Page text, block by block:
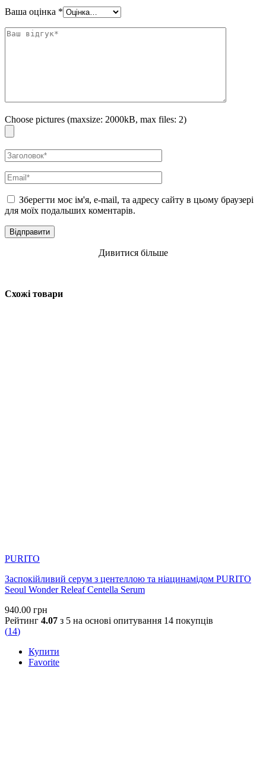
шкіру, акуратно помасажуйте обличчя. Додайте трохи води і
продовжуйте масажувати, поки масло не перетвориться в молочко.
Змийте засіб теплою водою.
Ваша оцінка *
Choose pictures (maxsize: 2000kB, max files: 2)
Зберегти моє ім'я, e-mail, та адресу сайту в цьому браузері
для моїх подальших коментарів.
Дивитися більше
Схожі товари
PURITO
Заспокійливий серум з центеллою та ніацинамідом PURITO
Seoul Wonder Releaf Centella Serum
940.00 грн
Рейтинг 4.07 з 5 на основі опитування 14 покупців
(14)
Купити
Favorite